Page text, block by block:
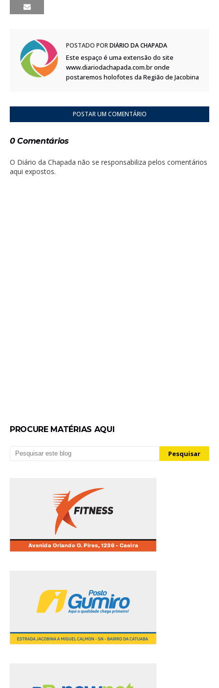
POSTADO PORDIÁRIO DA CHAPADA
Este espaço é uma extensão do site
www.diariodachapada.com.br onde
postaremos holofotes da Região de Jacobina
POSTAR UM COMENTÁRIO
0 Comentários
O Diário da Chapada não se responsabiliza pelos comentários
aqui expostos.
PROCURE MATÉRIAS AQUI